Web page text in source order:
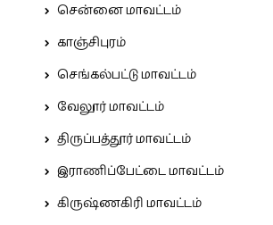
சென்னை மாவட்டம்
காஞ்சிபுரம்
செங்கல்பட்டு மாவட்டம்
வேலூர் மாவட்டம்
திருப்பத்தூர் மாவட்டம்
இராணிப்பேட்டை மாவட்டம்
கிருஷ்ணகிரி மாவட்டம்